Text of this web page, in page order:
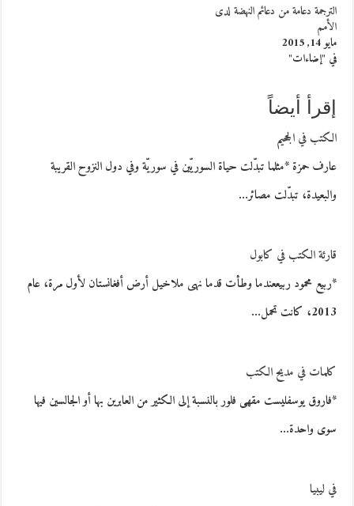
الترجمة دعامة من دعائم النهضة لدى
الأمم
مايو 14, 2015
في "إضاءات"
إقرأ أيضاً
الكتب في الجحيم
عارف حمزة *مثلما تبدّلت حياة السوريّين في سوريّة وفي دول النزوح القريبة
والبعيدة، تبدّلت مصائر…
قارئة الكتب في كابول
*ربيع محمود ربيععندما وطأت قدما نهى ملاخيل أرض أفغانستان لأول مرة، عام
2013، كانت تحمل…
كلمات في مديح الكتب
*فاروق يوسفليست مقهى فلور بالنسبة إلى الكثير من العابرين بها أو الجالسين فيها
سوى واحدة…
في ليبيا